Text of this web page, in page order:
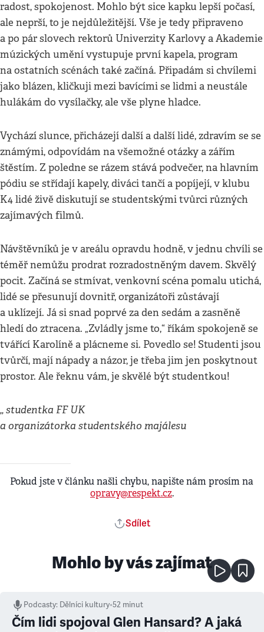
radost, spokojenost. Mohlo být sice kapku lepší počasí,
ale neprší, to je nejdůležitější. Vše je tedy připraveno
a po pár slovech rektorů Univerzity Karlovy a Akademie
múzických umění vystupuje první kapela, program
na ostatních scénách také začíná. Připadám si chvílemi
jako blázen, kličkuji mezi bavícími se lidmi a neustále
hulákám do vysílačky, ale vše plyne hladce.
Vychází slunce, přicházejí další a další lidé, zdravím se se
známými, odpovídám na všemožné otázky a zářím
štěstím. Z poledne se rázem stává podvečer, na hlavním
pódiu se střídají kapely, diváci tančí a popíjejí, v klubu
K4 lidé živě diskutují se studentskými tvůrci různých
zajímavých filmů.
Návštěvníků je v areálu opravdu hodně, v jednu chvíli se
téměř nemůžu prodrat rozradostněným davem. Skvělý
pocit. Začíná se stmívat, venkovní scéna pomalu utichá,
lidé se přesunují dovnitř, organizátoři zůstávají
a uklízejí. Já si snad poprvé za den sedám a zasněně
hledí do ztracena. „Zvládly jsme to,“ říkám spokojeně se
tvářící Karolíně a plácneme si. Povedlo se! Studenti jsou
tvůrčí, mají nápady a názor, je třeba jim jen poskytnout
prostor. Ale řeknu vám, je skvělé být studentkou!
,, studentka FF UK
a organizátorka studentského majálesu
Pokud jste v článku našli chybu, napište nám prosím na
opravy@respekt.cz.
Sdílet
Mohlo by vás zajímat
Podcasty: Dělníci kultury•52 minut
Čím lidi spojoval Glen Hansard? A jaká